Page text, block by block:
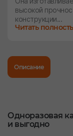
высокой
конструкции...
Читать
Описание
Одноразовая
и выгодно